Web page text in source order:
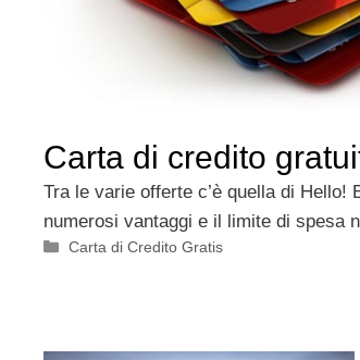
Carta di credito
Tra le varie offerte c’è quella di
numerosi vantaggi e il limite di spesa
Categorie
Carta di Credito Gratis